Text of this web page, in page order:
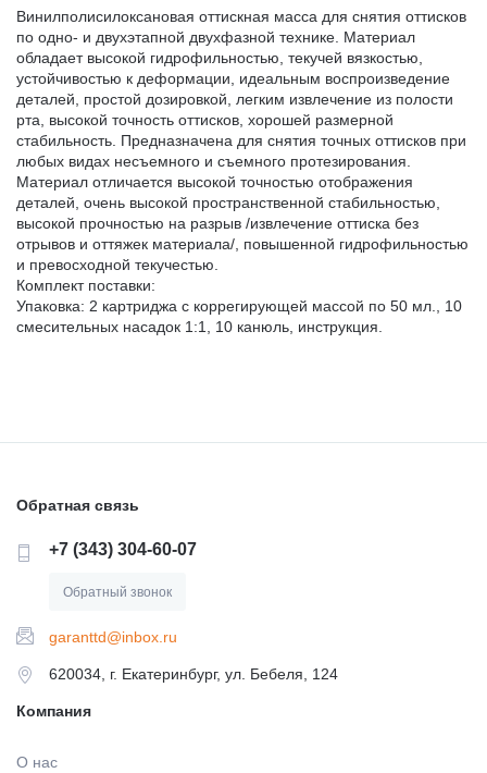
Винилполисилоксановая оттискная масса для снятия оттисков
по одно- и двухэтапной двухфазной технике. Материал
обладает высокой гидрофильностью, текучей вязкостью,
устойчивостью к деформации, идеальным воспроизведение
деталей, простой дозировкой, легким извлечение из полости
рта, высокой точность оттисков, хорошей размерной
стабильность. Предназначена для снятия точных оттисков при
любых видах несъемного и съемного протезирования.
Материал отличается высокой точностью отображения
деталей, очень высокой пространственной стабильностью,
высокой прочностью на разрыв /извлечение оттиска без
отрывов и оттяжек материала/, повышенной гидрофильностью
и превосходной текучестью.
Комплект поставки:
Упаковка: 2 картриджа с коррегирующей массой по 50 мл., 10
смесительных насадок 1:1, 10 канюль, инструкция.
Обратная связь
+7 (343) 304-60-07
Обратный звонок
garanttd@inbox.ru
620034, г. Екатеринбург, ул. Бебеля, 124
Компания
О нас